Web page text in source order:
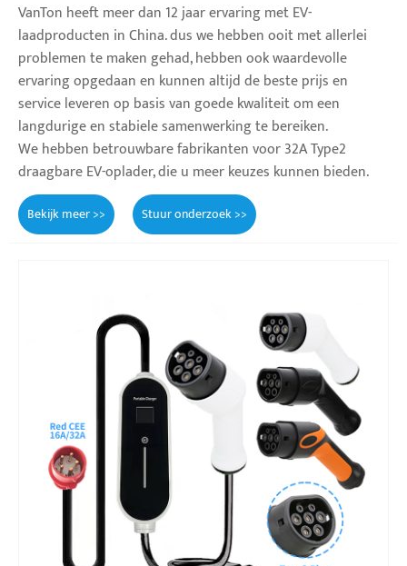
VanTon heeft meer dan 12 jaar ervaring met EV-
laadproducten in China. dus we hebben ooit met allerlei
problemen te maken gehad, hebben ook waardevolle
ervaring opgedaan en kunnen altijd de beste prijs en
service leveren op basis van goede kwaliteit om een ​​
langdurige en stabiele samenwerking te bereiken.
We hebben betrouwbare fabrikanten voor 32A Type2
draagbare EV-oplader, die u meer keuzes kunnen bieden.
Bekijk meer >> Stuur onderzoek >>